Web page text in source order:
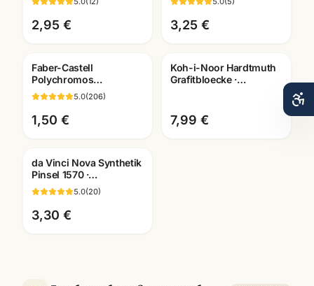
dokumentenecht · alle
Farben
2,95 €
dokumentenecht ·
Künstlerbedarf
3,25 €
Faber-Castell
Polychromos
Künstlerfarbstifte ·
Einzelstift alle Farben ·
Mannheim
5.0(206)
1,50 €
Koh-i-Noor Hardtmuth
Grafitbloecke ·
Mannheim
7,99 €
da Vinci Nova Synthetik
Pinsel 1570 ·
Universalpinsel ·
Künstlerbedarf
Mannheim
5.0(20)
3,30 €